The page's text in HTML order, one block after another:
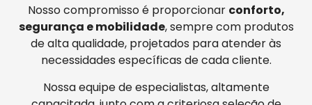
Nosso compromisso é proporcionar conforto,
segurança e mobilidade, sempre com produtos
de alta qualidade, projetados para atender às
necessidades específicas de cada cliente.
Nossa equipe de especialistas, altamente